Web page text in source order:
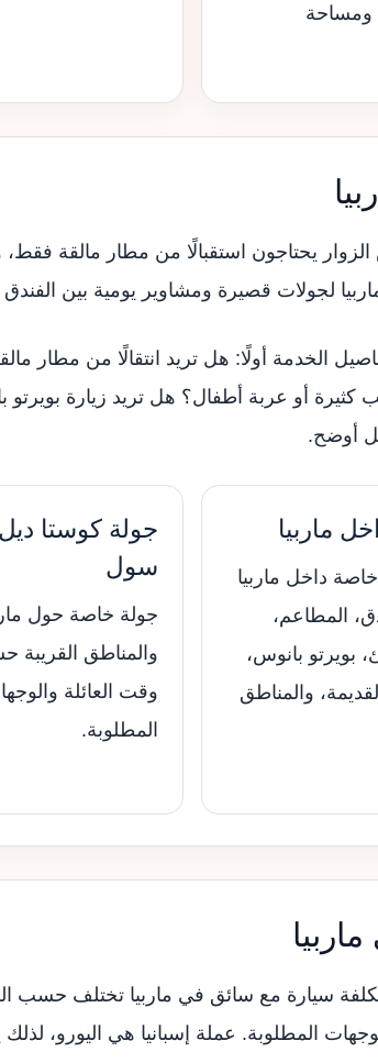
ومساحة
يحتاجون استقبالًا من مطار مالقة فقط،
لجولات قصيرة ومشاوير يومية بين
الخدمة أولًا: هل تريد انتقالًا من مطار
أو عربة أطفال؟ هل تريد زيارة بويرتو
أوضح.
ماربيا
داخل ماربيا
المطاعم،
بويرتو بانوس،
والمناطق
جولة كوستا ديل
سول
جولة خاصة حول
والمناطق القريبة
وقت العائلة
المطلوبة.
تكلفة سيارة مع سائق في ماربيا تختلف حسب
المطلوبة. عملة إسبانيا هي اليورو،